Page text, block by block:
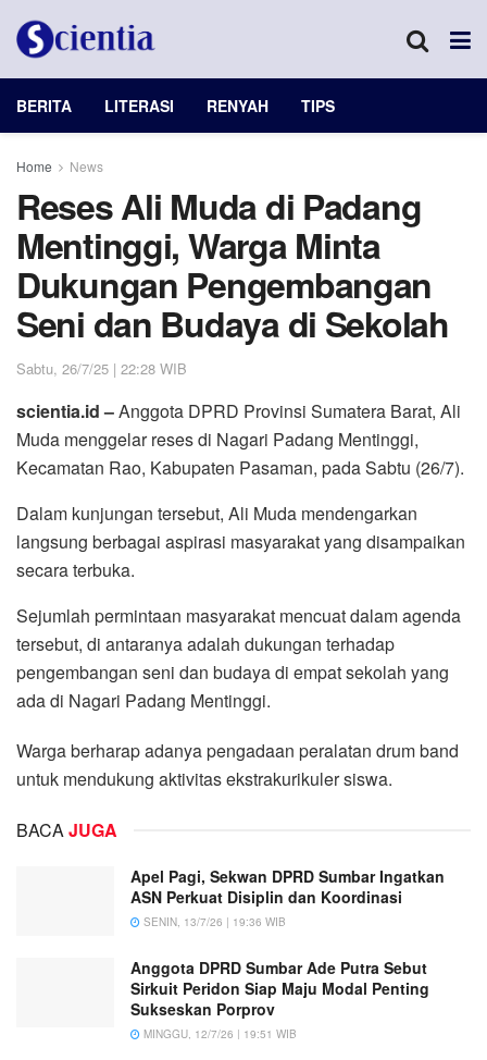
BERITA LITERASI RENYAH TIPS
Home News
Reses Ali Muda di Padang
Mentinggi, Warga Minta
Dukungan Pengembangan
Seni dan Budaya di Sekolah
Sabtu, 26/7/25 | 22:28 WIB
scientia.id –Anggota DPRD Provinsi Sumatera Barat, Ali
Muda menggelar reses di Nagari Padang Mentinggi,
Kecamatan Rao, Kabupaten Pasaman, pada Sabtu (26/7).
Dalam kunjungan tersebut, Ali Muda mendengarkan
langsung berbagai aspirasi masyarakat yang disampaikan
secara terbuka.
Sejumlah permintaan masyarakat mencuat dalam agenda
tersebut, di antaranya adalah dukungan terhadap
pengembangan seni dan budaya di empat sekolah yang
ada di Nagari Padang Mentinggi.
Warga berharap adanya pengadaan peralatan drum band
untuk mendukung aktivitas ekstrakurikuler siswa.
BACAJUGA
Apel Pagi, Sekwan DPRD Sumbar Ingatkan
ASN Perkuat Disiplin dan Koordinasi
SENIN, 13/7/26 | 19:36 WIB
Anggota DPRD Sumbar Ade Putra Sebut
Sirkuit Peridon Siap Maju Modal Penting
Sukseskan Porprov
MINGGU, 12/7/26 | 19:51 WIB